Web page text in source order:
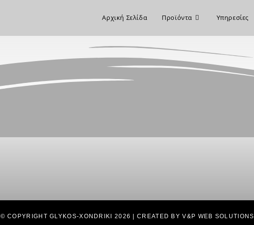
Αρχική Σελίδα Προϊόντα Υπηρεσίες
© COPYRIGHT GLYKOS-XONDRIKI 2026 | CREATED BY V&P WEB SOLUTIONS